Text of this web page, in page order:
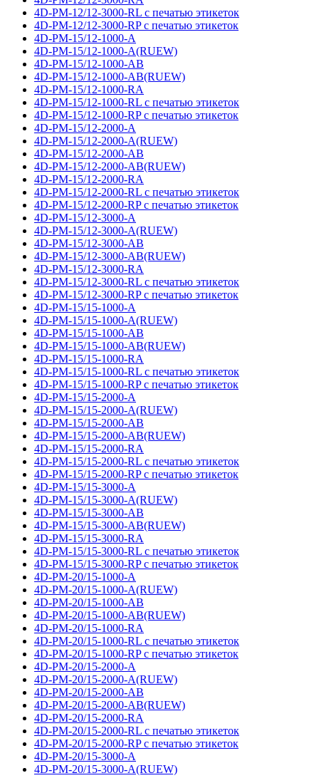
4D-PM-12/12-3000-RL с печатью этикеток
4D-PM-12/12-3000-RP с печатью этикеток
4D-PM-15/12-1000-A
4D-PM-15/12-1000-A(RUEW)
4D-PM-15/12-1000-AB
4D-PM-15/12-1000-AB(RUEW)
4D-PM-15/12-1000-RA
4D-PM-15/12-1000-RL с печатью этикеток
4D-PM-15/12-1000-RP с печатью этикеток
4D-PM-15/12-2000-A
4D-PM-15/12-2000-A(RUEW)
4D-PM-15/12-2000-AB
4D-PM-15/12-2000-AB(RUEW)
4D-PM-15/12-2000-RA
4D-PM-15/12-2000-RL с печатью этикеток
4D-PM-15/12-2000-RP с печатью этикеток
4D-PM-15/12-3000-A
4D-PM-15/12-3000-A(RUEW)
4D-PM-15/12-3000-AB
4D-PM-15/12-3000-AB(RUEW)
4D-PM-15/12-3000-RA
4D-PM-15/12-3000-RL с печатью этикеток
4D-PM-15/12-3000-RP с печатью этикеток
4D-PM-15/15-1000-A
4D-PM-15/15-1000-A(RUEW)
4D-PM-15/15-1000-AB
4D-PM-15/15-1000-AB(RUEW)
4D-PM-15/15-1000-RA
4D-PM-15/15-1000-RL с печатью этикеток
4D-PM-15/15-1000-RP с печатью этикеток
4D-PM-15/15-2000-A
4D-PM-15/15-2000-A(RUEW)
4D-PM-15/15-2000-AB
4D-PM-15/15-2000-AB(RUEW)
4D-PM-15/15-2000-RA
4D-PM-15/15-2000-RL с печатью этикеток
4D-PM-15/15-2000-RP с печатью этикеток
4D-PM-15/15-3000-A
4D-PM-15/15-3000-A(RUEW)
4D-PM-15/15-3000-AB
4D-PM-15/15-3000-AB(RUEW)
4D-PM-15/15-3000-RA
4D-PM-15/15-3000-RL с печатью этикеток
4D-PM-15/15-3000-RP с печатью этикеток
4D-PM-20/15-1000-A
4D-PM-20/15-1000-A(RUEW)
4D-PM-20/15-1000-AB
4D-PM-20/15-1000-AB(RUEW)
4D-PM-20/15-1000-RA
4D-PM-20/15-1000-RL с печатью этикеток
4D-PM-20/15-1000-RP с печатью этикеток
4D-PM-20/15-2000-A
4D-PM-20/15-2000-A(RUEW)
4D-PM-20/15-2000-AB
4D-PM-20/15-2000-AB(RUEW)
4D-PM-20/15-2000-RA
4D-PM-20/15-2000-RL с печатью этикеток
4D-PM-20/15-2000-RP с печатью этикеток
4D-PM-20/15-3000-A
4D-PM-20/15-3000-A(RUEW)